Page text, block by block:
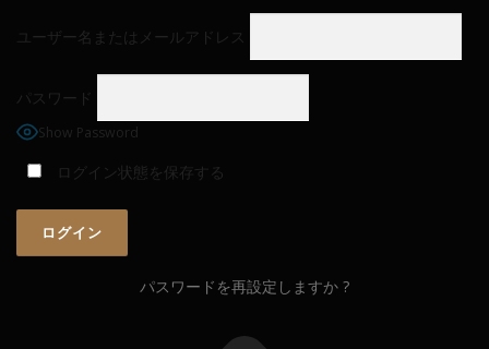
ユーザー名またはメールアドレス
パスワード
Show Password
ログイン状態を保存する
パスワードを再設定しますか ?